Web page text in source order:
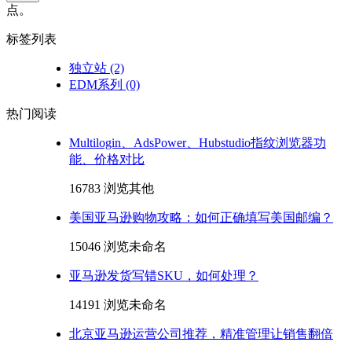
点。
标签列表
独立站 (2)
EDM系列 (0)
热门阅读
Multilogin、AdsPower、Hubstudio指纹浏览器功
能、价格对比
16783 浏览其他
美国亚马逊购物攻略：如何正确填写美国邮编？
15046 浏览未命名
亚马逊发货写错SKU，如何处理？
14191 浏览未命名
北京亚马逊运营公司推荐，精准管理让销售翻倍